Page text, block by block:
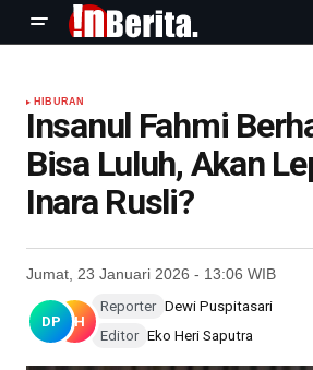
HIBURAN
Insanul Fahmi
Bisa Luluh, Akan
Inara Rusli?
Jumat, 23 Januari 2026 - 13:06 WIB
DP EH
Reporter Dewi Puspitasari
Editor Eko Heri Saputra